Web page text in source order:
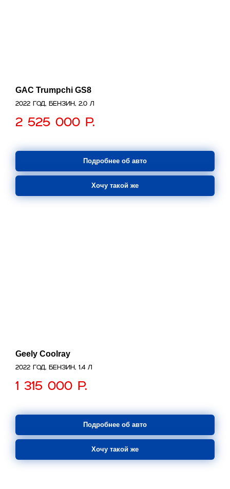
GAC Trumpchi GS8
2022 год, бензин, 2.0 л
2 525 000 р.
Подробнее об авто
Хочу такой же
Geely Coolray
2022 год, бензин, 1.4 л
1 315 000 р.
Подробнее об авто
Хочу такой же